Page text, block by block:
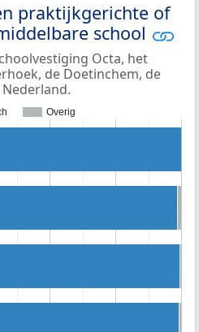
praktijkgerichte of
school
Octa, het
de Doetinchem, de
Overig